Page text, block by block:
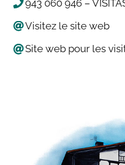
943 060 946 –
Visitez le site web
Site web pour les